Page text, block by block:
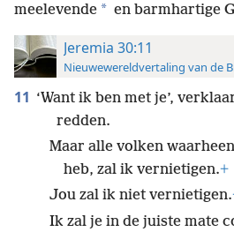
meelevende * en barmhartige
Jeremia 30:11
Nieuwewereldvertaling van de
11 ‘Want ik ben met je’,
redden.
Maar alle volken
heb, zal ik vernietigen.+
Jou zal ik niet vernietigen.
Ik zal je in de juiste mate